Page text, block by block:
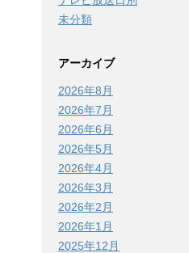
未分類
アーカイブ
2026年8月
2026年7月
2026年6月
2026年5月
2026年4月
2026年3月
2026年2月
2026年1月
2025年12月